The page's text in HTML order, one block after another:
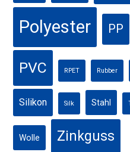
Polyester PP
PVC RPET Rubber
Silikon Silk Stahl
Wolle Zinkguss